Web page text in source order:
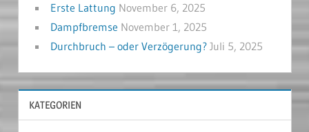
Erste Lattung November 6, 2025
Dampfbremse November 1, 2025
Durchbruch – oder Verzögerung? Juli 5, 2025
KATEGORIEN